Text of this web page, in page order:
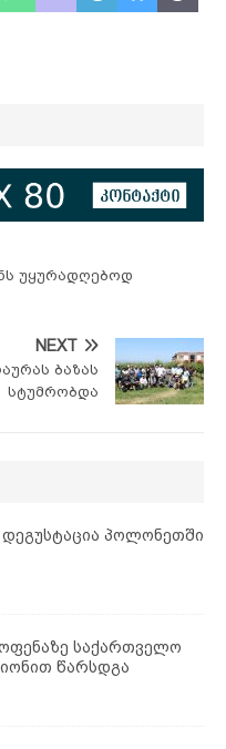
უყურადღებოდ
NEXT
ბაზას
სტუმრობდა
პოლონეთში
საქართველო
წარსდგა